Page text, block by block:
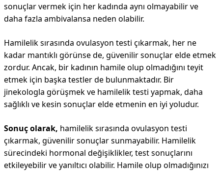
sonuçlar vermek için her kadında aynı olmayabilir ve
daha fazla ambivalansa neden olabilir.
Hamilelik sırasında ovulasyon testi çıkarmak, her ne
kadar mantıklı görünse de, güvenilir sonuçlar elde etmek
zordur. Ancak, bir kadının hamile olup olmadığını teyit
etmek için başka testler de bulunmaktadır. Bir
jinekologla görüşmek ve hamilelik testi yapmak, daha
sağlıklı ve kesin sonuçlar elde etmenin en iyi yoludur.
Sonuç olarak, hamilelik sırasında ovulasyon testi
çıkarmak, güvenilir sonuçlar sunmayabilir. Hamilelik
sürecindeki hormonal değişiklikler, test sonuçlarını
etkileyebilir ve yanıltıcı olabilir. Hamile olup olmadığınızı